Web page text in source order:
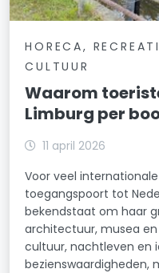
HORECA,
CULTUUR
Waarom
Limburg per
11 april 2026
Voor veel
toegangspoort tot
bekendstaat om haar
architectuur, musea
cultuur, nachtleven en
bezienswaardigheden,